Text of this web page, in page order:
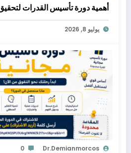
أهمية دورة تأسيس القدرات
يوليو 8, 2026
Dr.demianmorcos
0